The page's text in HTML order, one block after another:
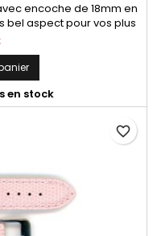
encoche de 18mm en
bel aspect pour vos plus
Italienne
en stock
favorite_border